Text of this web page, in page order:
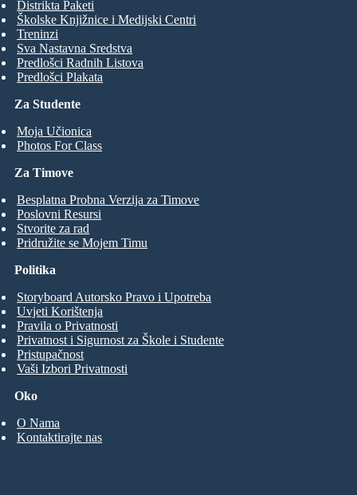
Za Studente
Moja Učionica
Photos For Class
Distrikta Paketi
Školske Knjižnice i Medijski Centri
Treninzi
Sva Nastavna Sredstva
Predlošci Radnih Listova
Predlošci Plakata
Za Timove
Besplatna Probna Verzija za Timove
Poslovni Resursi
Stvorite za rad
Pridružite se Mojem Timu
Oko
O Nama
Kontaktirajte nas
Politika
Storyboard Autorsko Pravo i Upotreba
Uvjeti Korištenja
Pravila o Privatnosti
Privatnost i Sigurnost za Škole i Studente
Pristupačnost
Vaši Izbori Privatnosti